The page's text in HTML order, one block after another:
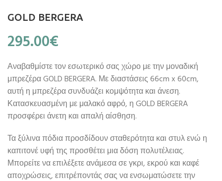
GOLD BERGERA
295.00€
Αναβαθμίστε τον εσωτερικό σας χώρο με την μοναδική
μπρεζέρα GOLD BERGERA. Με διαστάσεις 66cm x 60cm,
αυτή η μπρεζέρα συνδυάζει κομψότητα και άνεση.
Κατασκευασμένη με μαλακό αφρό, η GOLD BERGERA
προσφέρει άνετη και απαλή αίσθηση.
Τα ξύλινα πόδια προσδίδουν σταθερότητα και στυλ ενώ η
καπιτονέ υφή της προσθέτει μια δόση πολυτέλειας.
Μπορείτε να επιλέξετε ανάμεσα σε γκρι, εκρού και καφέ
αποχρώσεις, επιτρέποντάς σας να ενσωματώσετε την